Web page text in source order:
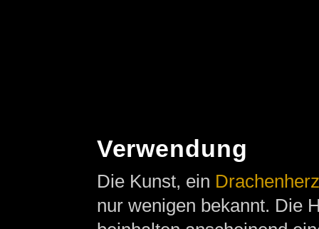
Verwendung
Die Kunst, ein Drachenherz
nur wenigen bekannt. Die